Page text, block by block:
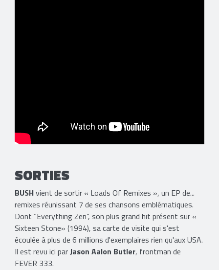
SORTIES
BUSHvient de sortir « Loads Of Remixes », un EP de...
remixes réunissant 7 de ses chansons emblématiques.
Dont “Everything Zen”, son plus grand hit présent sur «
Sixteen Stone» (1994), sa carte de visite qui s'est
écoulée à plus de 6 millions d'exemplaires rien qu'aux USA.
Il est revu ici parJason Aalon Butler, frontman de
FEVER 333.